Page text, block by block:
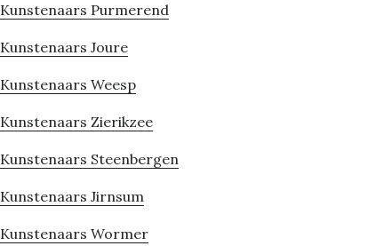
Kunstenaars Purmerend
Kunstenaars Joure
Kunstenaars Weesp
Kunstenaars Zierikzee
Kunstenaars Steenbergen
Kunstenaars Jirnsum
Kunstenaars Wormer